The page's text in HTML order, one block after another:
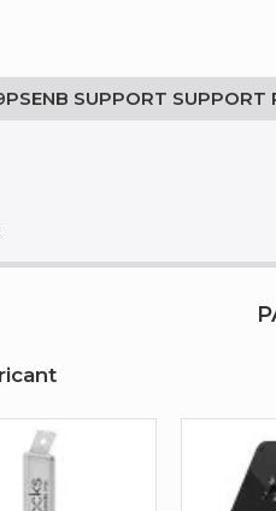
SUPPORT SUPPORT